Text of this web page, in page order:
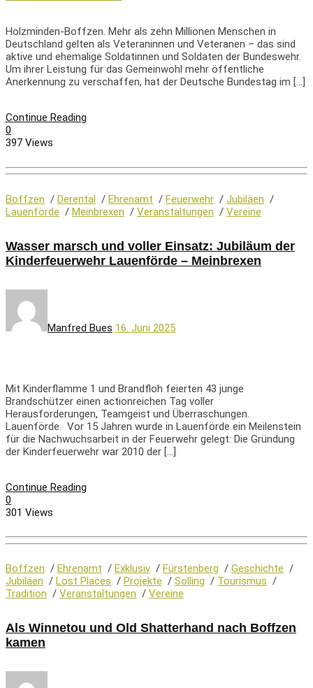
Holzminden-Boffzen. Mehr als zehn Millionen Menschen in
Deutschland gelten als Veteraninnen und Veteranen – das sind
aktive und ehemalige Soldatinnen und Soldaten der Bundeswehr.
Um ihrer Leistung für das Gemeinwohl mehr öffentliche
Anerkennung zu verschaffen, hat der Deutsche Bundestag im […]
Continue Reading
0
397 Views
Boffzen / Derental / Ehrenamt / Feuerwehr / Jubiläen /
Lauenförde / Meinbrexen / Veranstaltungen / Vereine
Wasser marsch und voller Einsatz: Jubiläum der
Kinderfeuerwehr Lauenförde – Meinbrexen
Manfred Bues 16. Juni 2025
Mit Kinderflamme 1 und Brandfloh feierten 43 junge
Brandschützer einen actionreichen Tag voller
Herausforderungen, Teamgeist und Überraschungen.
Lauenförde. Vor 15 Jahren wurde in Lauenförde ein Meilenstein
für die Nachwuchsarbeit in der Feuerwehr gelegt: Die Gründung
der Kinderfeuerwehr war 2010 der […]
Continue Reading
0
301 Views
Boffzen / Ehrenamt / Exklusiv / Fürstenberg / Geschichte /
Jubiläen / Lost Places / Projekte / Solling / Tourismus /
Tradition / Veranstaltungen / Vereine
Als Winnetou und Old Shatterhand nach Boffzen
kamen